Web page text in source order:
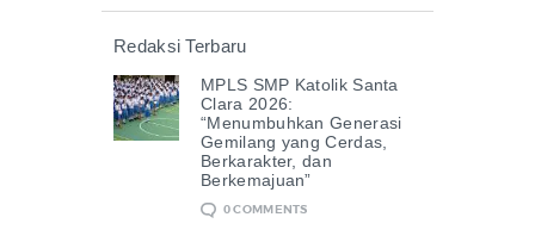
Redaksi Terbaru
MPLS SMP Katolik Santa
Clara 2026:
“Menumbuhkan Generasi
Gemilang yang Cerdas,
Berkarakter, dan
Berkemajuan”
0COMMENTS